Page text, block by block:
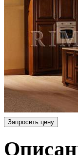
Запросить цену